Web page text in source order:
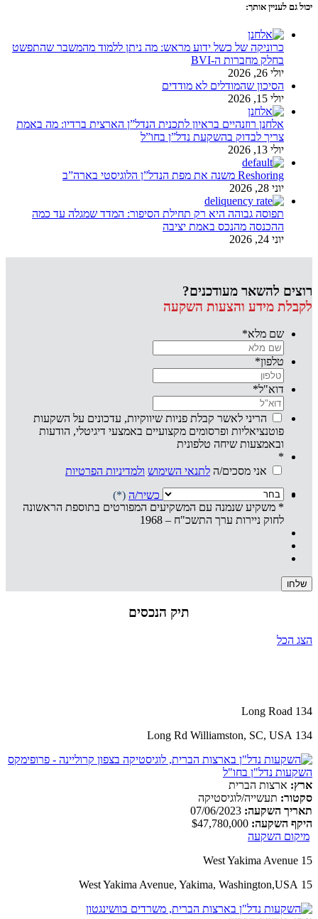
יכול גם לעניין אותך:
כרוניקה של כשל ידוע מראש: מה ניתן ללמוד מהמשבר שהתפשט
בחלק מחברות ה-BVI
יולי 26, 2026
הסיכון שהמודלים לא מודדים
יולי 15, 2026
אלחנן רוזנהיים בראיון לתכנית הנדל”ן הארצית ברדיו: מה באמת
צריך לבדוק בהשקעת נדל”ן בחו”ל
יולי 13, 2026
Reshoring משנה את מפת הנדל”ן הלוגיסטי בארה”ב
יוני 28, 2026
תפוסה גבוהה היא רק תחילת הסיפור: המדד שמגלה עד כמה
ההכנסה מהנכס באמת יציבה
יוני 24, 2026
רוצים להשאר מעודכנים?
לקבלת מידע והצעות השקעה
שם מלא*
טלפון*
דוא"ל*
הריני לאשר קבלת פניות שיווקיות, עדכונים על השקעות
פוטנציאליות ופרסומים מקצועיים באמצעי דיגיטלי, הודעות
ובאמצעות שיחה טלפונית
*
אני מסכים/ה לתנאי השימוש ולמדיניות הפרטיות
אני מצהיר/ה שהנני
משקיע/ה כשיר/ה (*)
* משקיע שנמנה עם המשקיעים המפורטים בתוספת הראשונה
לחוק ניירות ערך התשכ"ח – 1968
תיק הנכסים
הצג הכל
134 Long Road
134 Long Rd Williamston, SC, USA
ארץ: ארצות הברית
סקטור: תעשייה/לוגיסטיקה
תאריך השקעה:
היקף השקעה:
מיקום השקעה
15 West Yakima Avenue
15 West Yakima Avenue, Yakima, Washington,USA